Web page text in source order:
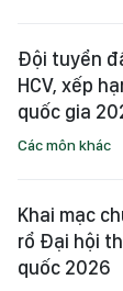
Đội tuyển
HCV, xếp
quốc gia
Các môn khác
Khai mạc
rổ Đại hội
quốc 2026